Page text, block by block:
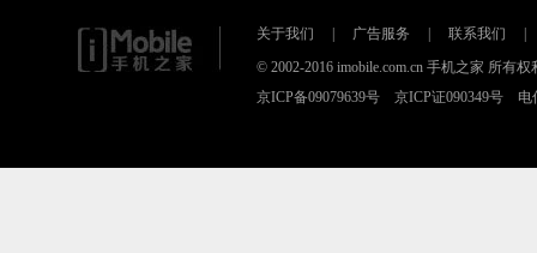
关于我们 广告服务 联系我们
© 2002-2016 imobile.com.cn 手机之家 所有
京ICP备09079639号 京ICP证090349号 电